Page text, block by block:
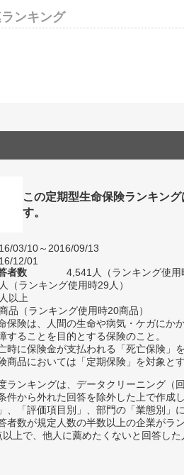
ンキング
この定期型生命保険ランキン
す。
03/10～2016/09/13
12/01
者数
4,541人（ランキング使用
（ランキング使用時29人）
以上
品（ランキング使用時20商品）
保険は、人間の生命や病気・ケガにか
することを目的とする保険のこと。
時に保険金が支払われる「死亡保険」を
商品においては「定期保険」を対象とす
ンキングは、データクリーニング（
から外れた回答を除外した上で作成し
、「評価項目別」、部門の「業態別」
者数が規定人数の半数以上の企業がラ
上で、他人に薦めたくないと回答し